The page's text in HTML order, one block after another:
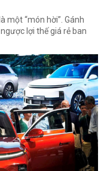
một “món hời”. Gánh
lợi thế giá rẻ ban